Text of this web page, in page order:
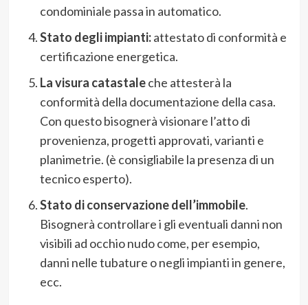
condominiale passa in automatico.
Stato degli impianti:attestato di conformità e
certificazione energetica.
La visura catastaleche attesterà la
conformità della documentazione della casa.
Con questo bisognerà visionare l’atto di
provenienza, progetti approvati, varianti e
planimetrie. (è consigliabile la presenza di un
tecnico esperto).
Stato di conservazione dell’immobile.
Bisognerà controllare i gli eventuali danni non
visibili ad occhio nudo come, per esempio,
danni nelle tubature o negli impianti in genere,
ecc.